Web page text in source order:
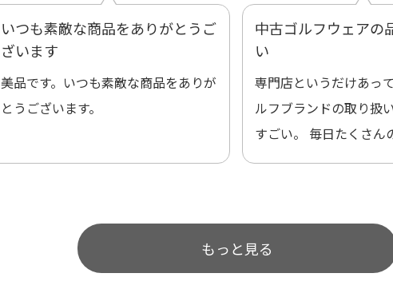
いつも素敵な商品をありがとうご
ざいます
美品です。いつも素敵な商品をありが
とうございます。
中古ゴルフウェアの
い
専門店というだけあっ
ルフブランドの取り扱
すごい。 毎日たくさん
プされているので新作
もっと見る